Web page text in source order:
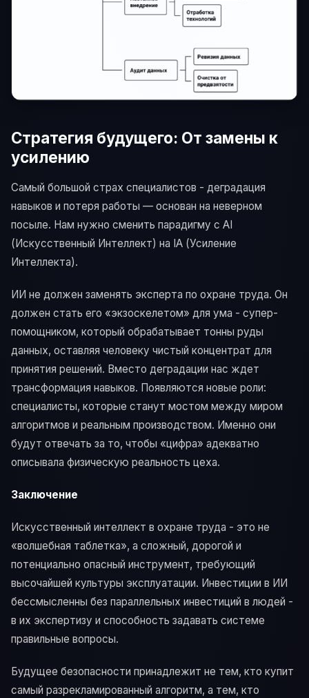
Стратегия будущего: От замены к
усилению
Самый большой страх специалистов - деградация
навыков и потеря работы — основан на неверном
посыле. Нам нужно сменить парадигму с AI
(Искусственный Интеллект) на IA (Усиление
Интеллекта).
ИИ не должен заменять эксперта по охране труда. Он
должен стать его «экзоскелетом» для ума - супер-
помощником, который обрабатывает тонны руды
данных, оставляя человеку чистый концентрат для
принятия решений. Вместо деградации нас ждет
трансформация навыков. Появляются новые роли:
специалисты, которые станут мостом между миром
алгоритмов и реальным производством. Именно они
будут отвечать за то, чтобы «цифра» адекватно
описывала физическую реальность цеха.
Заключение
Искусственный интеллект в охране труда - это не
«волшебная таблетка», а сложный, дорогой и
потенциально опасный инструмент, требующий
высочайшей культуры эксплуатации. Инвестиции в ИИ
бессмысленны без параллельных инвестиций в людей -
в их экспертизу и способность задавать системе
правильные вопросы.
Будущее безопасности принадлежит не тем, кто купит
самый разрекламированный алгоритм, а тем, кто